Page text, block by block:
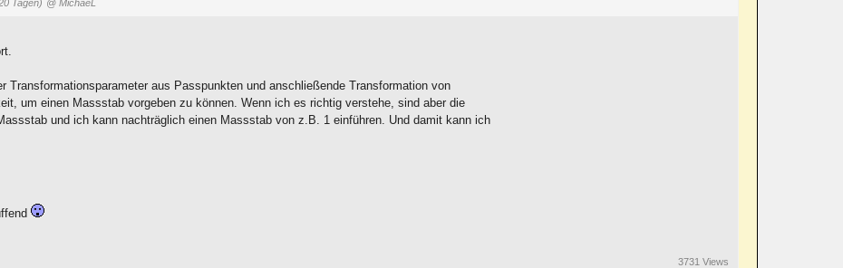
Tagen) @ MichaeL
Transformationsparameter aus Passpunkten und anschließende Transformation von
um einen Massstab vorgeben zu können. Wenn ich es richtig verstehe, sind aber die
und ich kann nachträglich einen Massstab von z.B. 1 einführen. Und damit kann ich
3731 Views